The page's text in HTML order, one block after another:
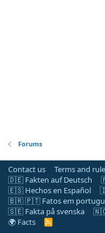
Forums
Contact us Terms and
🇩🇪 Fakten auf Deutsch
🇪🇸 Hechos en Español
🇧🇷 🇵🇹 Fatos em
🇸🇪 Fakta på svenska
🇳🇴
🌍 Facts
R